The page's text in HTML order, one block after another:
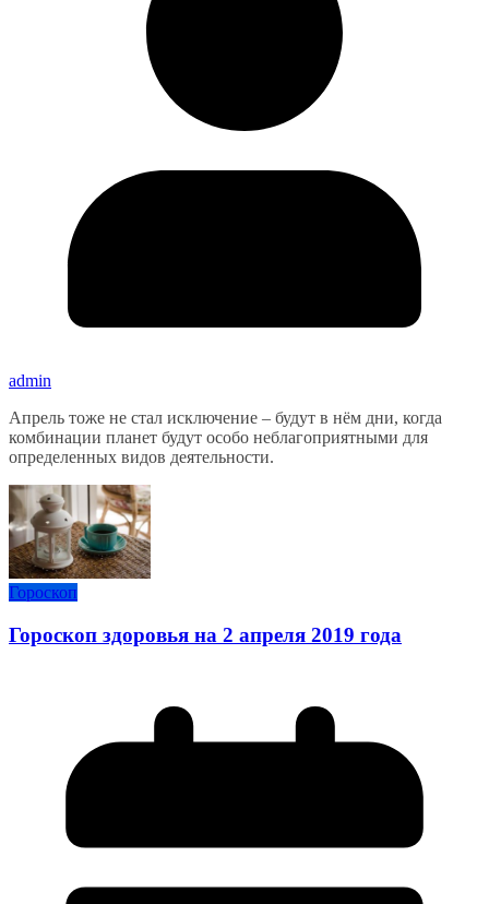
admin
Апрель тоже не стал исключение – будут в нём дни, когда
комбинации планет будут особо неблагоприятными для
определенных видов деятельности.
Гороскоп
Гороскоп здоровья на 2 апреля 2019 года